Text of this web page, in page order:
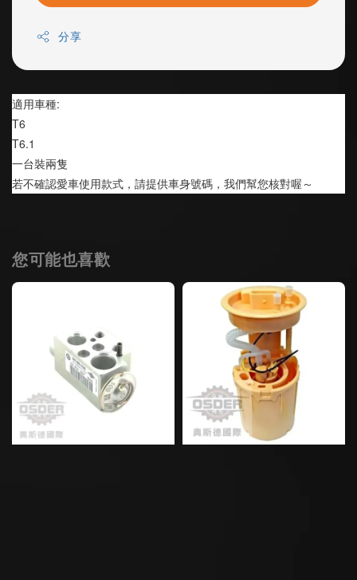
分享
適用車種:
T6
T6.1
一台裝兩隻
若不確認愛車使用款式，請提供車身號碼，我們幫您核對喔～
您可能也喜歡